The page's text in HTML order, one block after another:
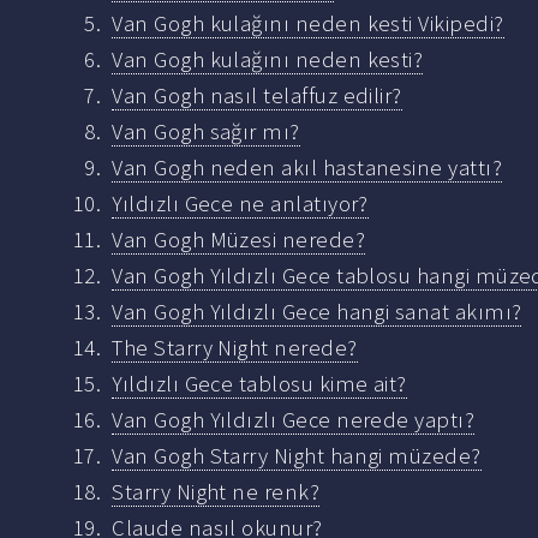
Van Gogh kulağını neden kesti Vikipedi?
Van Gogh kulağını neden kesti?
Van Gogh nasıl telaffuz edilir?
Van Gogh sağır mı?
Van Gogh neden akıl hastanesine yattı?
Yıldızlı Gece ne anlatıyor?
Van Gogh Müzesi nerede?
Van Gogh Yıldızlı Gece tablosu hangi
Van Gogh Yıldızlı Gece hangi sanat akımı?
The Starry Night nerede?
Yıldızlı Gece tablosu kime ait?
Van Gogh Yıldızlı Gece nerede yaptı?
Van Gogh Starry Night hangi müzede?
Starry Night ne renk?
Claude nasıl okunur?